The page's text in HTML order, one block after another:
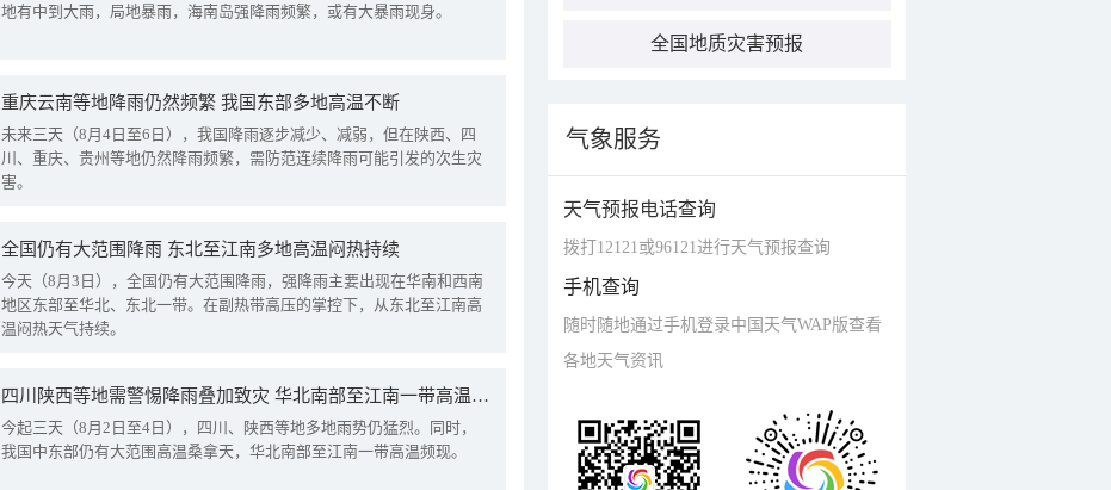
地有中到大雨，局地暴雨，海南岛强降雨频繁，或有大暴雨现身。
重庆云南等地降雨仍然频繁 我国东部多地高温不断
未来三天（8月4日至6日），我国降雨逐步减少、减弱，但在陕西、四
川、重庆、贵州等地仍然降雨频繁，需防范连续降雨可能引发的次生灾
害。
全国仍有大范围降雨 东北至江南多地高温闷热持续
今天（8月3日），全国仍有大范围降雨，强降雨主要出现在华南和西南
地区东部至华北、东北一带。在副热带高压的掌控下，从东北至江南高
温闷热天气持续。
四川陕西等地需警惕降雨叠加致灾 华北南部至江南一带高温频现
今起三天（8月2日至4日），四川、陕西等地多地雨势仍猛烈。同时，
我国中东部仍有大范围高温桑拿天，华北南部至江南一带高温频现。
全国地质灾害预报
气象服务
天气预报电话查询
拨打12121或96121进行天气预报查询
手机查询
随时随地通过手机登录中国天气WAP版查看
各地天气资讯